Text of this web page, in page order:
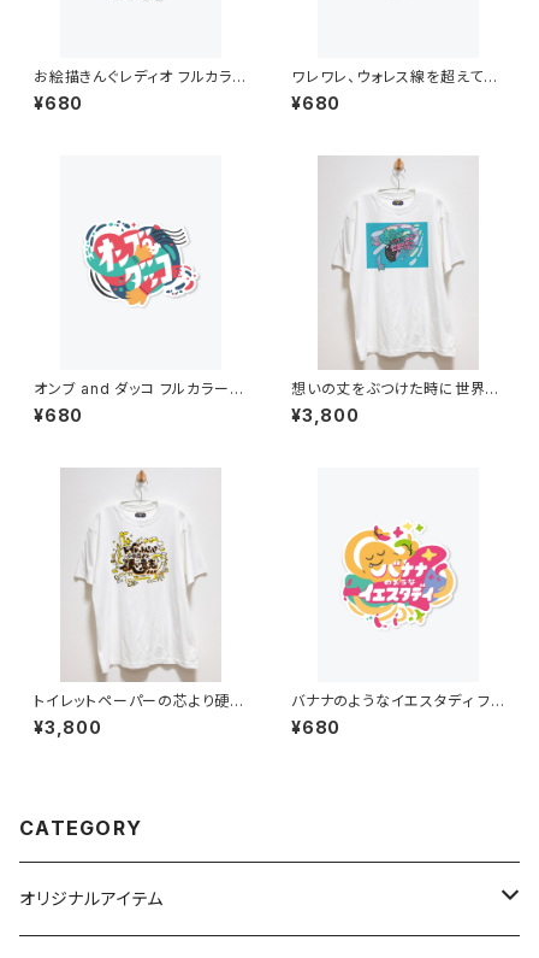
お絵描きんぐレディオ フルカラー
ステッカー
¥680
ワレワレ、ウォレス線を超えてき
た フルカラーステッカー
¥680
オンブ and ダッコ フルカラース
テッカー
¥680
想いの丈をぶつけた時に世界に
起こること Tシャツ 6.2オンス
¥3,800
トイレットペーパーの芯より硬い
意志 Tシャツ 6.2オンス
¥3,800
バナナのようなイエスタディ フル
カラーステッカー
¥680
CATEGORY
オリジナルアイテム